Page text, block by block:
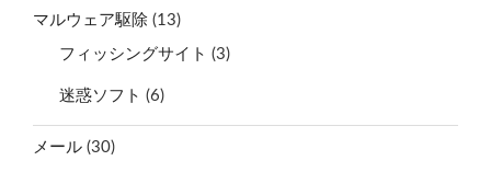
マルウェア駆除 (13)
フィッシングサイト (3)
迷惑ソフト (6)
メール (30)